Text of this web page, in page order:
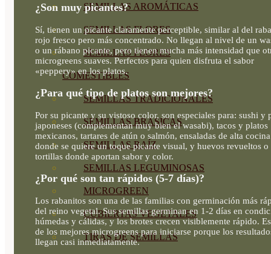
SEMILLAS AROMÁTICAS
SEMILLAS FLORES
SEMILLAS FLORES
COMESTIBLES
SEMILLAS TRADICIONALES
SEMILLAS BRASICAS
SEMILLAS RAÍZ
SEMILLAS LEGUMINOSAS
MICROGREEN
CUBIERTAS VEGETALES
TIRAS DE SEMILLAS
¿Son muy picantes?
Sí, tienen un picante claramente perceptible, similar al del
rojo fresco pero más concentrado. No llegan al nivel de un
o un rábano picante, pero tienen mucha más intensidad que
microgreens suaves. Perfectos para quien disfruta el sabor
«peppery» en los platos.
¿Para qué tipo de platos son mejores?
Por su picante y su vistoso color, son especiales para: sushi y
japoneses (complementan muy bien el wasabi), tacos y platos
mexicanos, tartares de atún o salmón, ensaladas de alta cocina
donde se quiere un toque picante visual, y huevos revueltos o
tortillas donde aportan sabor y color.
¿Por qué son tan rápidos (5-7 días)?
Los rabanitos son una de las familias con germinación más
del reino vegetal. Sus semillas germinan en 1-2 días en
húmedas y cálidas, y los brotes crecen visiblemente rápido.
de los mejores microgreens para iniciarse porque los
llegan casi inmediatamente.